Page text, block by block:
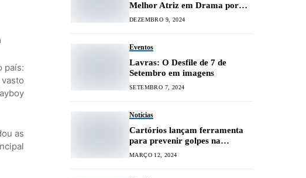
país:
as
Melhor Atriz em Drama por
‘Ainda Estou Aqui’
DEZEMBRO 9, 2024
Eventos
Lavras: O Desfile de 7 de
Setembro em imagens
SETEMBRO 7, 2024
Notícias
Cartórios lançam ferramenta
para prevenir golpes na
transferência de veículos
MARÇO 12, 2024